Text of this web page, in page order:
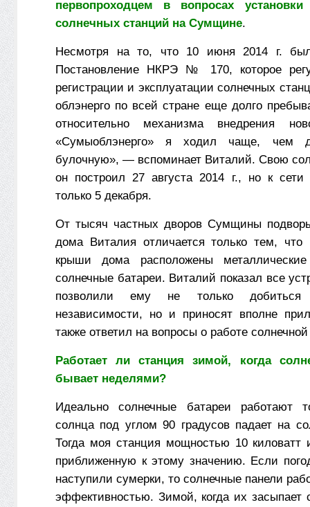
первопроходцем в вопросах установки
солнечных станций на Сумщине.
Несмотря на то, что 10 июня 2014 г.
Постановление НКРЭ № 170, которое
регистрации и эксплуатации солнечных
облэнерго по всей стране еще долго
относительно механизма внедрения
«Сумыоблэнерго» я ходил чаще, чем
булочную», — вспоминает Виталий. Свою
он построил 27 августа 2014 г., но к сети
только 5 декабря.
От тысяч частных дворов Сумщины
дома Виталия отличается только тем,
крыши дома расположены
солнечные батареи. Виталий показал все
позволили ему не только добиться
независимости, но и приносят вполне
также ответил на вопросы о работе
Работает ли станция зимой, когда
бывает неделями?
Идеально солнечные батареи работают
солнца под углом 90 градусов падает на
Тогда моя станция мощностью 10 киловатт
приближенную к этому значению. Если
наступили сумерки, то солнечные панели
эффективностью. Зимой, когда их засыпает